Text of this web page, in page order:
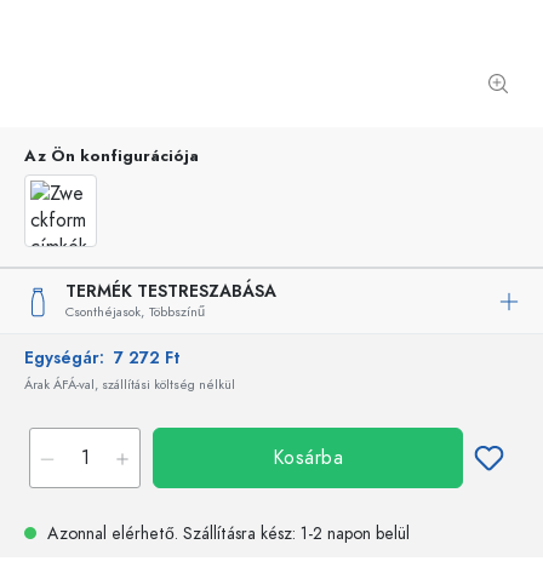
Az Ön konfigurációja
TERMÉK TESTRESZABÁSA
Csonthéjasok, Többszínű
Egységár: 7 272 Ft
Árak ÁFÁ-val, szállítási költség nélkül
Kosárba
Azonnal elérhető. Szállításra kész: 1-2 napon belül